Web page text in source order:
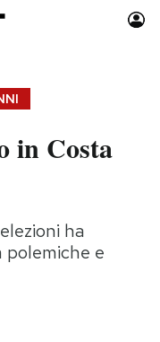
Idee
Boomer!
in Costa
ha
e